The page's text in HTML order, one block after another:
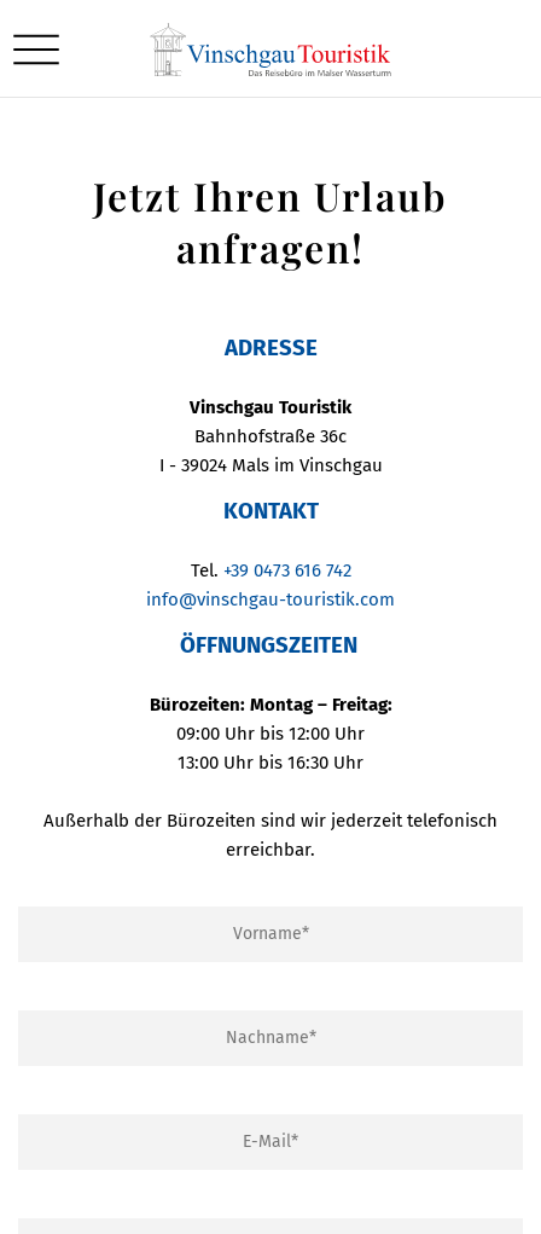
Jetzt Ihren Urlaub
anfragen!
ADRESSE
Vinschgau Touristik
Bahnhofstraße 36c
I - 39024 Mals im Vinschgau
KONTAKT
Tel. +39 0473 616 742
info@vinschgau-touristik.com
ÖFFNUNGSZEITEN
Bürozeiten: Montag – Freitag:
09:00 Uhr bis 12:00 Uhr
13:00 Uhr bis 16:30 Uhr
Außerhalb der Bürozeiten sind wir jederzeit telefonisch
erreichbar.